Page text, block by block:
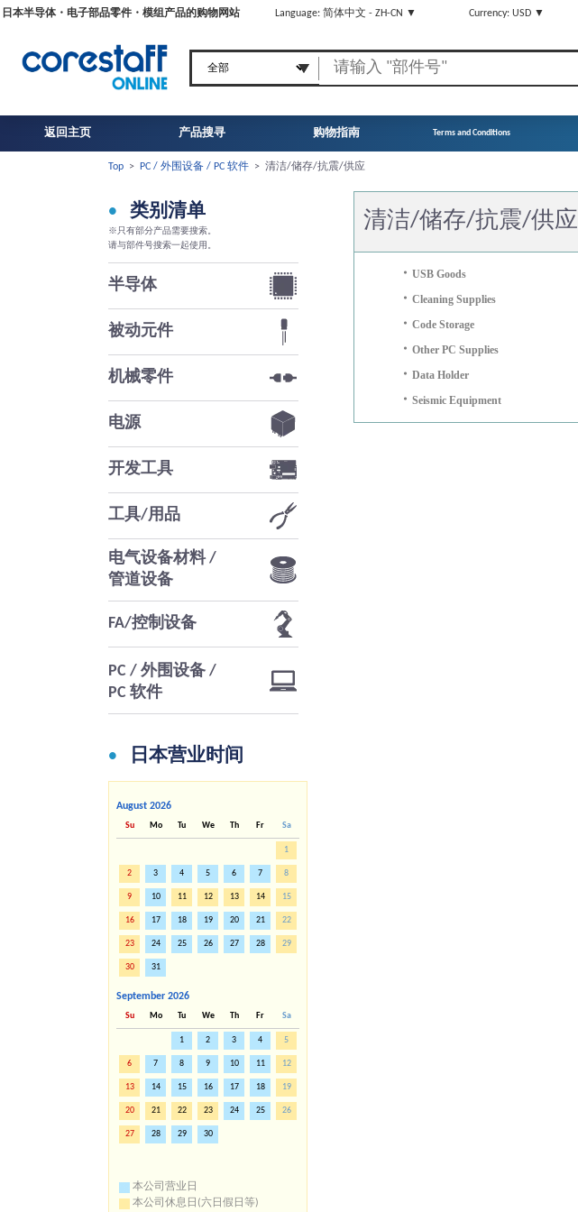
日本半导体・电子部品零件・模组产品的购物网站 Language: 简体中文 - ZH-CN ▼ Currency: USD ▼
返回主页 产品搜寻 购物指南 Terms and Conditions
Top > PC / 外围设备 / PC 软件 > 清洁/储存/抗震/供应
清洁/储存/抗震/供应
・ USB Goods
・ Cleaning Supplies
・ Code Storage
・ Other PC Supplies
・ Data Holder
・ Seismic Equipment
类别清单
※只有部分产品需要搜索。
请与部件号搜索一起使用。
半导体
被动元件
机械零件
电源
开发工具
工具/用品
电气设备材料 /
管道设备
FA/控制设备
PC / 外围设备 /
PC 软件
日本营业时间
August 2026
Su Mo Tu We Th Fr Sa
1
2 3 4 5 6 7 8
9 10 11 12 13 14 15
16 17 18 19 20 21 22
23 24 25 26 27 28 29
30 31
September 2026
Su Mo Tu We Th Fr Sa
1 2 3 4 5
6 7 8 9 10 11 12
13 14 15 16 17 18 19
20 21 22 23 24 25 26
27 28 29 30
本公司营业日
本公司休息日(六日假日等)